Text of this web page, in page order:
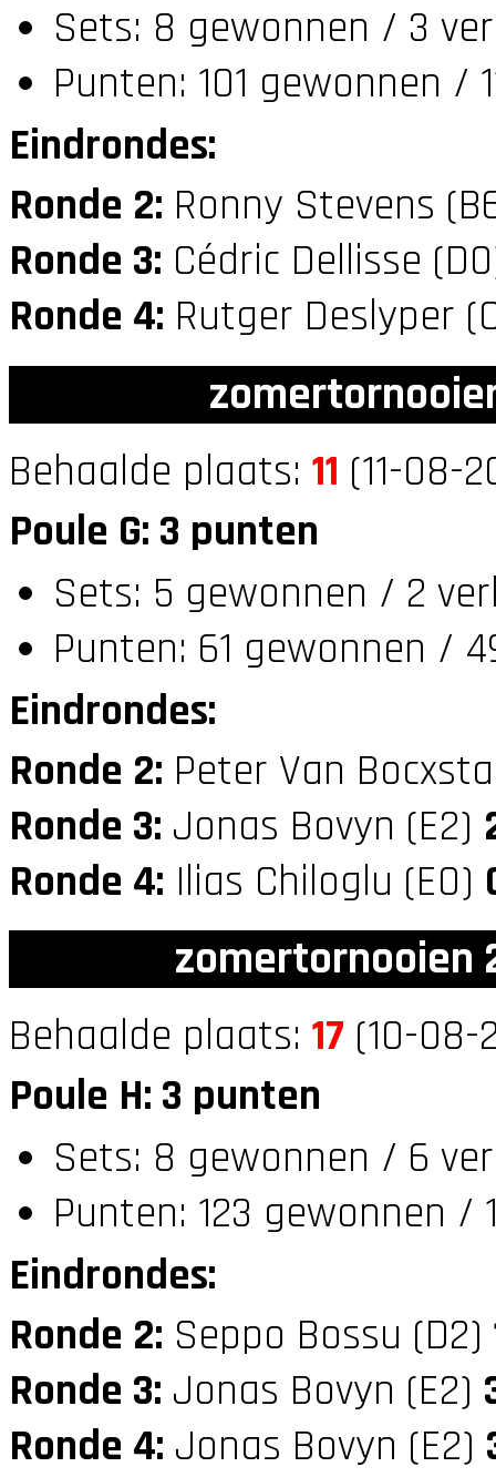
Sets: 8 gewonnen / 3
Punten: 101 gewonnen /
Eindrondes:
Ronde 2: Ronny Stevens
Ronde 3: Cédric Dellisse
Ronde 4: Rutger Deslyper
Behaalde plaats: 11 (11-08-
Poule G: 3 punten
Sets: 5 gewonnen / 2
Punten: 61 gewonnen /
Eindrondes:
Ronde 2: Peter Van
Ronde 3: Jonas Bovyn (E2)
Ronde 4: Ilias Chiloglu (E0)
zomertornooien
Behaalde plaats: 17 (10-08-
Poule H: 3 punten
Sets: 8 gewonnen / 6
Punten: 123 gewonnen /
Eindrondes:
Ronde 2: Seppo Bossu (D2)
Ronde 3: Jonas Bovyn (E2)
Ronde 4: Jonas Bovyn (E2)